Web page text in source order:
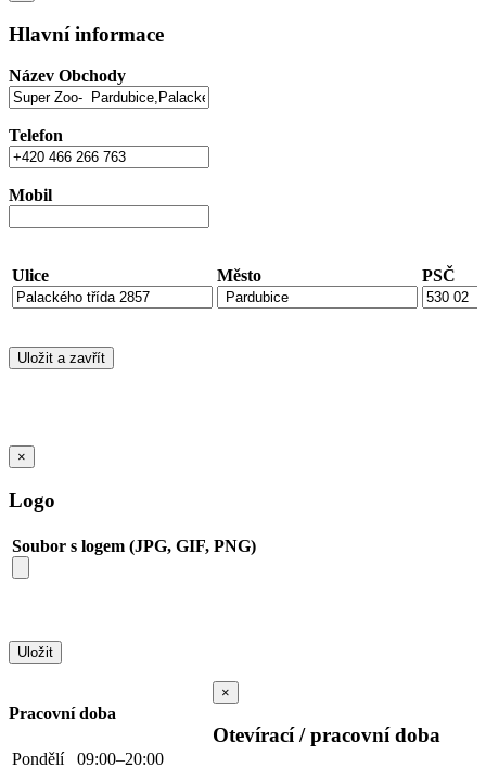
Hlavní informace
Název Obchody
Telefon
Mobil
Ulice Město PSČ
×
Logo
Soubor s logem (JPG, GIF, PNG)
Pracovní doba
Pondělí 09:00–20:00
×
Otevírací / pracovní doba